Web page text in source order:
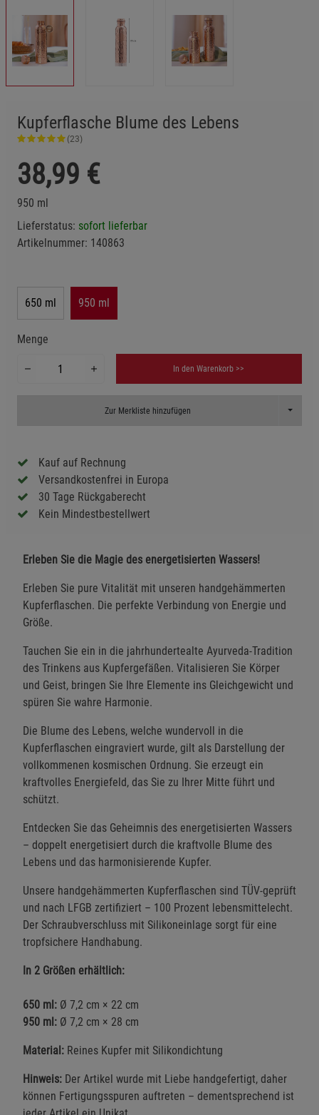
Kupferflasche Blume des Lebens
(23)
38,99 €
950 ml
Lieferstatus: sofort lieferbar
Artikelnummer: 140863
650 ml 950 ml
Menge
In den Warenkorb >>
Zur Merkliste hinzufügen Toggle
Kauf auf Rechnung
Versandkostenfrei in Europa
30 Tage Rückgaberecht
Kein Mindestbestellwert
Erleben Sie die Magie des energetisierten Wassers!
Erleben Sie pure Vitalität mit unseren handgehämmerten
Kupferflaschen. Die perfekte Verbindung von Energie und
Größe.
Tauchen Sie ein in die jahrhundertealte Ayurveda-Tradition
des Trinkens aus Kupfergefäßen. Vitalisieren Sie Körper
und Geist, bringen Sie Ihre Elemente ins Gleichgewicht und
spüren Sie wahre Harmonie.
Die Blume des Lebens, welche wundervoll in die
Kupferflaschen eingraviert wurde, gilt als Darstellung der
vollkommenen kosmischen Ordnung. Sie erzeugt ein
kraftvolles Energiefeld, das Sie zu Ihrer Mitte führt und
schützt.
Entdecken Sie das Geheimnis des energetisierten Wassers
– doppelt energetisiert durch die kraftvolle Blume des
Lebens und das harmonisierende Kupfer.
Unsere handgehämmerten Kupferflaschen sind TÜV-geprüft
und nach LFGB zertifiziert – 100 Prozent lebensmittelecht.
Der Schraubverschluss mit Silikoneinlage sorgt für eine
tropfsichere Handhabung.
In 2 Größen erhältlich:
650 ml: Ø 7,2 cm × 22 cm
950 ml: Ø 7,2 cm × 28 cm
Material: Reines Kupfer mit Silikondichtung
Hinweis: Der Artikel wurde mit Liebe handgefertigt, daher
können Fertigungsspuren auftreten – dementsprechend ist